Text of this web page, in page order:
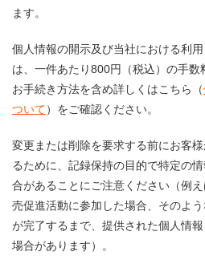
ます。
個人情報の開示及び当社における利
は、一件あたり800円（税込）の手数
お手続き方法を含め詳しくはこちら（
ついて）をご確認ください。
変更または削除を要求する前にお客
るために、記録保持の目的で特定の
合があることにご注意ください（例
売促進活動に参加した場合、そのよ
が完了するまで、提供された個人情
場合があります）。